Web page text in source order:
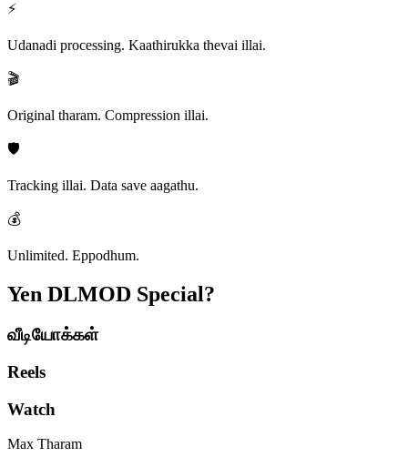
⚡
Udanadi processing. Kaathirukka thevai illai.
🎬
Original tharam. Compression illai.
🛡️
Tracking illai. Data save aagathu.
💰
Unlimited. Eppodhum.
Yen DLMOD Special?
வீடியோக்கள்
Reels
Watch
Max Tharam